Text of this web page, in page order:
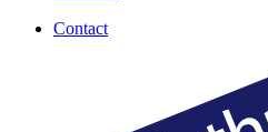
Contact